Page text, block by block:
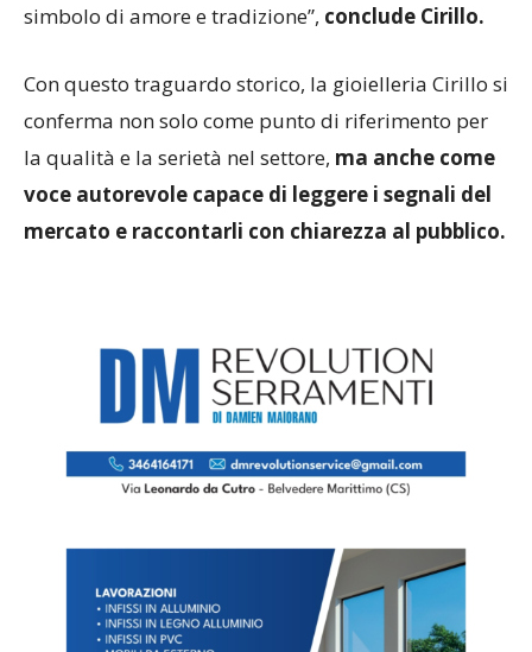
simbolo di amore e tradizione”, conclude Cirillo.
Con questo traguardo storico, la gioielleria Cirillo si
conferma non solo come punto di riferimento per
la qualità e la serietà nel settore, ma anche come
voce autorevole capace di leggere i segnali del
mercato e raccontarli con chiarezza al pubblico.